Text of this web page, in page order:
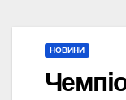
НОВИНИ